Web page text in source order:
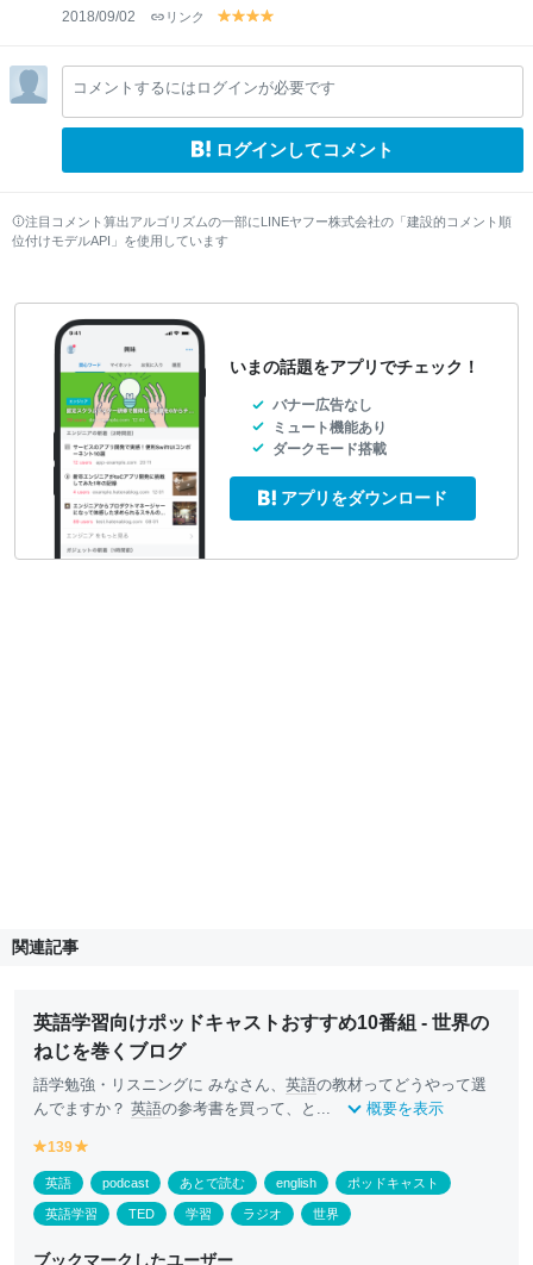
2018/09/02 リンク
y
lo
w
y
lo
w
y
lo
w
lo
w
コメントするにはログインが必要です
ログインしてコメント
注目コメント算出アルゴリズムの一部にLINEヤフー株式会社の「建設的コメント順
位付けモデルAPI」を使用しています
いまの話題をアプリでチェック！
バナー広告なし
ミュート機能あり
ダークモード搭載
アプリをダウンロード
関連記事
英語学習向けポッドキャストおすすめ10番組 - 世界の
ねじを巻くブログ
語学勉強・リスニングに みなさん、 英語の教材ってどうやって選
んでますか？ 英語の参考書を買って、と... 概要を表示
y
e
ll
o
139
e
ll
o
英語 podcast あとで読む english ポッドキャスト
英語学習 TED 学習 ラジオ 世界
ブックマークしたユーザー